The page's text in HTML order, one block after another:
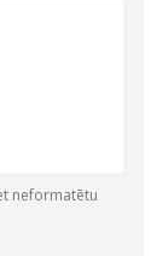
neformatētu